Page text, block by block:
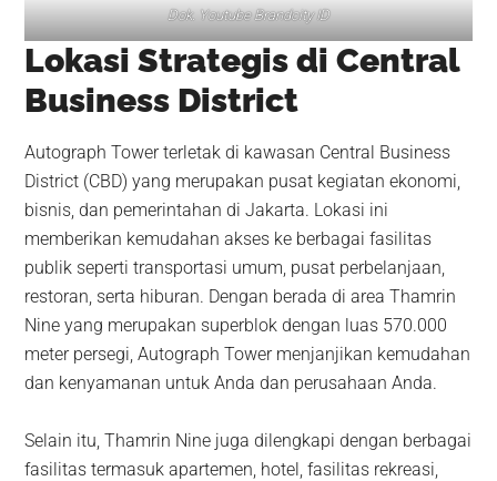
Dok. Youtube Brandcity ID
Lokasi Strategis di Central
Business District
Autograph Tower terletak di kawasan Central Business
District (CBD) yang merupakan pusat kegiatan ekonomi,
bisnis, dan pemerintahan di Jakarta. Lokasi ini
memberikan kemudahan akses ke berbagai fasilitas
publik seperti transportasi umum, pusat perbelanjaan,
restoran, serta hiburan. Dengan berada di area Thamrin
Nine yang merupakan superblok dengan luas 570.000
meter persegi, Autograph Tower menjanjikan kemudahan
dan kenyamanan untuk Anda dan perusahaan Anda.
Selain itu, Thamrin Nine juga dilengkapi dengan berbagai
fasilitas termasuk apartemen, hotel, fasilitas rekreasi,